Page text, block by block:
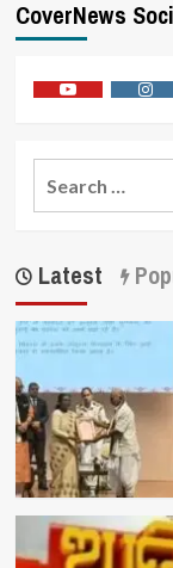
CoverNews
Latest